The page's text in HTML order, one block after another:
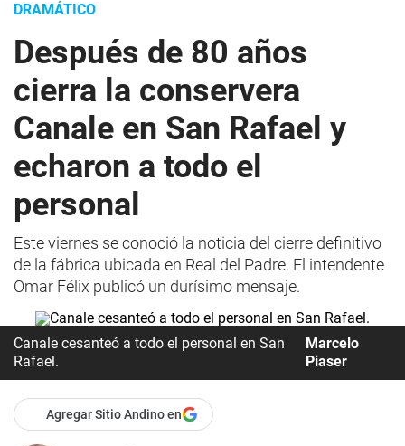
DRAMÁTICO
Después de 80 años
cierra la conservera
Canale en San Rafael y
echaron a todo el
personal
Este viernes se conoció la noticia del cierre definitivo
de la fábrica ubicada en Real del Padre. El intendente
Omar Félix publicó un durísimo mensaje.
Canale cesanteó a todo el personal en San
Rafael.
Marcelo
Piaser
Agregar Sitio Andino en